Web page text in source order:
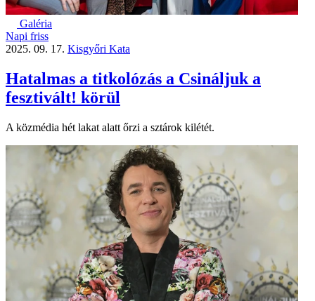
Galéria
Napi friss
2025. 09. 17. Kisgyőri Kata
Hatalmas a titkolózás a Csináljuk a
fesztivált! körül
A közmédia hét lakat alatt őrzi a sztárok kilétét.